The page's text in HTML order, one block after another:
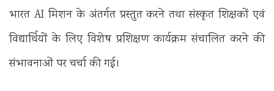
भारत AI मिशन के अंतर्गत प्रस्तुत करने तथा संस्कृत शिक्षकों एवं
विद्यार्थियों के लिए विशेष प्रशिक्षण कार्यक्रम संचालित करने की
संभावनाओं पर चर्चा की गई।